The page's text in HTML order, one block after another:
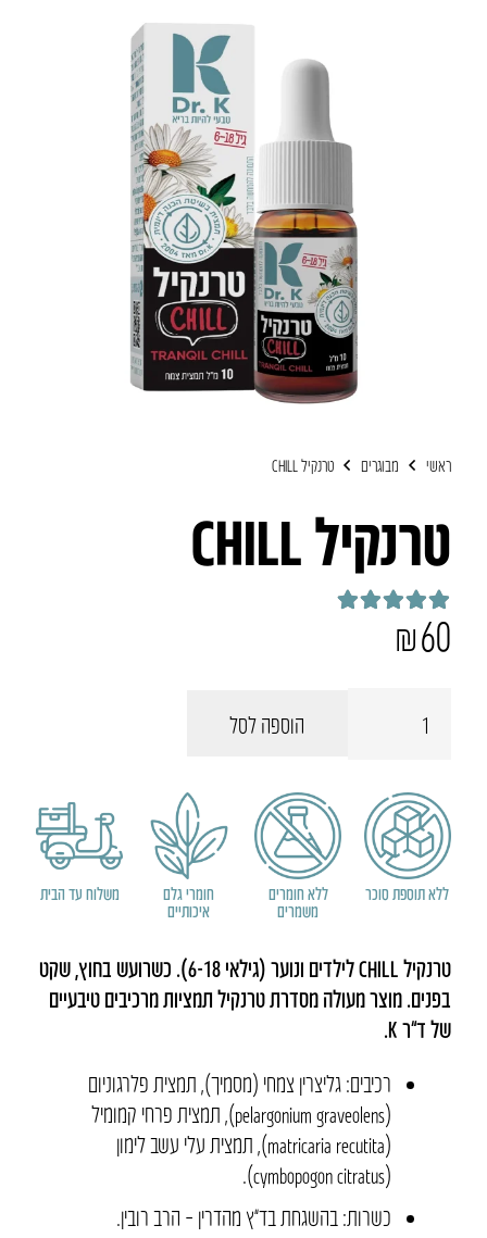
ראשי מבוגרים טרנקיל CHILL
טרנקיל CHILL
דורג5.00
₪60
CHILL
הוספה לסל
ללא תוספת סוכר
ללא חומרים
משמרים
חומרי גלם
איכותיים
משלוח עד הבית
טרנקיל CHILL לילדים ונוער (גילאי 6-18). כשרועש בחוץ, שקט
בפנים. מוצר מעולה מסדרת טרנקיל תמציות מרכיבים טיבעיים
של ד”ר K.
רכיבים: גליצרין צמחי (מסמיך), תמצית פלרגוניום
(pelargonium graveolens), תמצית פרחי קמומיל
(matricaria recutita), תמצית עלי עשב לימון
(cymbopogon citratus).
כשרות: בהשגחת בד”ץ מהדרין – הרב רובין.